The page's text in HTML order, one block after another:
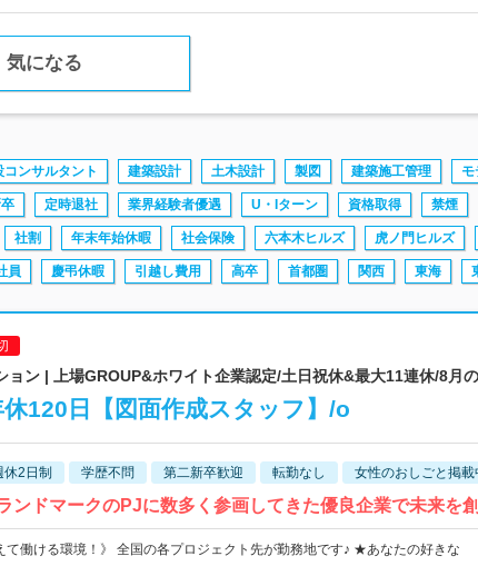
気になる
コンサルタント 建築設計 土木設計 製図 建築施工管理 モ
定時退社 業界経験者優遇 U・Iターン 資格取得 禁煙
社割 年末年始休暇 社会保険 六本木ヒルズ 虎ノ門ヒルズ
員 慶弔休暇 引越し費用 高卒 首都圏 関西 東海
ョン | 上場GROUP&ホワイト企業認定/土日祝休&最大11連休/8月
120日【図面作成スタッフ】/o
休2日制 学歴不問 第二新卒歓迎 転勤なし 女性のおしごと掲載
ンドマークのPJに数多く参画してきた優良企業で未来を
て働ける環境！》 全国の各プロジェクト先が勤務地です♪ ★あなたの好きな